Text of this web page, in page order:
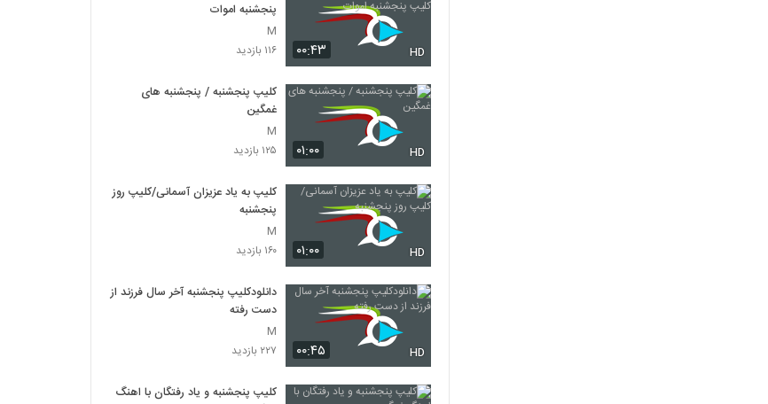
۰۰:۴۳ HD
پنجشنبه اموات
M
۱۱۶ بازدید
۰۱:۰۰ HD
کلیپ پنجشنبه / پنجشنبه های
غمگین
M
۱۲۵ بازدید
۰۱:۰۰ HD
کلیپ به یاد عزیزان آسمانی/کلیپ روز
پنجشنبه
M
۱۶۰ بازدید
۰۰:۴۵ HD
دانلودکلیپ پنجشنبه آخر سال فرزند از
دست رفته
M
۲۲۷ بازدید
کلیپ پنجشنبه و یاد رفتگان با اهنگ